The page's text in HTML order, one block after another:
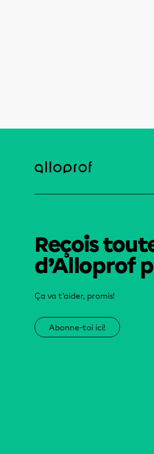
Reçois
d’Alloprof
Ça va t’aider, promis!
Abonne-toi ici!